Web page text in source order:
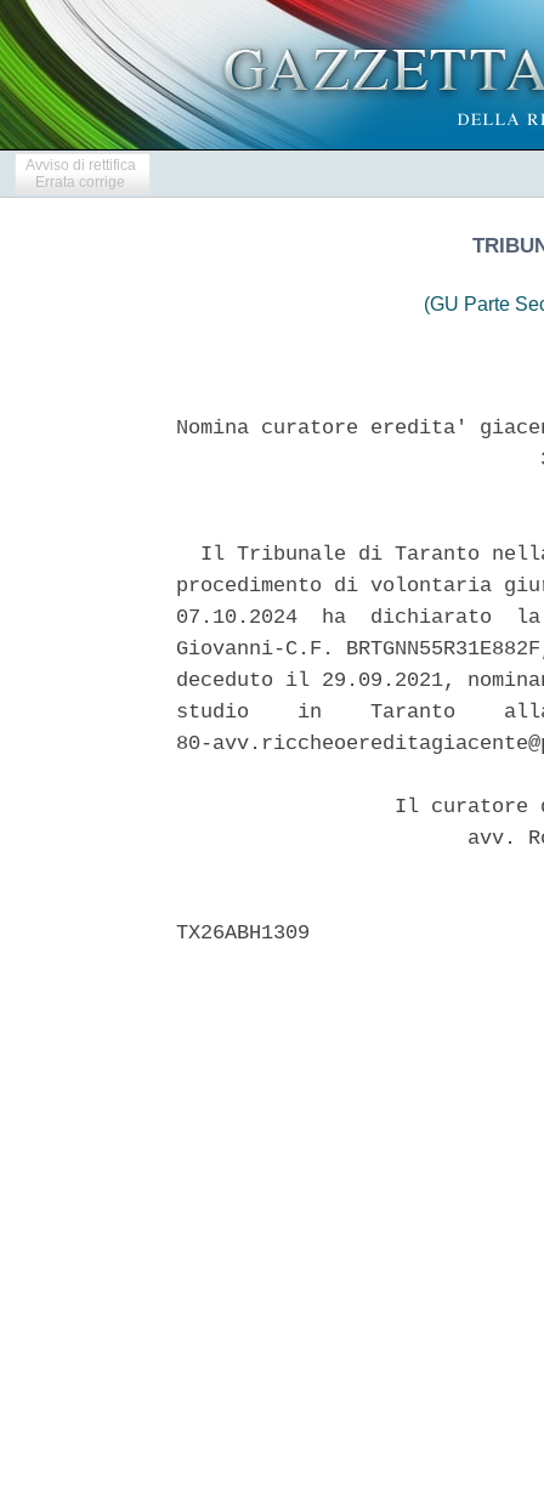
Avviso di rettifica
Errata corrige
(GU Parte
Nomina curatore eredita'
Il Tribunale di Taranto
procedimento di volontaria
07.10.2024  ha  dichiarato
Giovanni-C.F.
deceduto il 29.09.2021,
studio    in    Taranto
80-
Il
avv.